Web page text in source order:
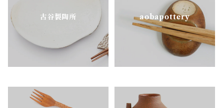
古谷製陶所 aobapottery